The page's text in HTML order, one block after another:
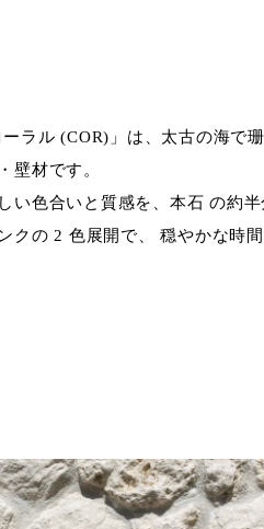
ラル (COR)」は、太古の海で
壁材です。
い色合いと質感を、本石 の約
クの 2 色展開で、 穏やかな時